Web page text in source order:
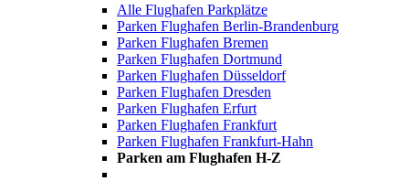
Alle Flughafen Parkplätze
Parken Flughafen Berlin-Brandenburg
Parken Flughafen Bremen
Parken Flughafen Dortmund
Parken Flughafen Düsseldorf
Parken Flughafen Dresden
Parken Flughafen Erfurt
Parken Flughafen Frankfurt
Parken Flughafen Frankfurt-Hahn
Parken am Flughafen H-Z